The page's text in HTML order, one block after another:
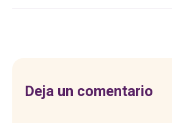
Deja un comentario